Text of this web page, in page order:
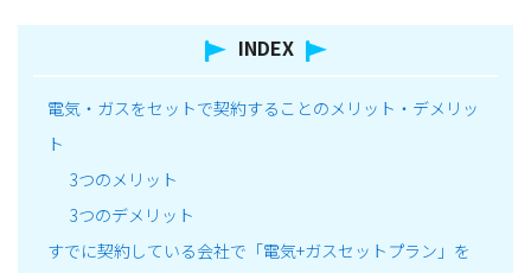
INDEX
電気・ガスをセットで契約することのメリット・デメリッ
ト
3つのメリット
3つのデメリット
すでに契約している会社で「電気+ガスセットプラン」を